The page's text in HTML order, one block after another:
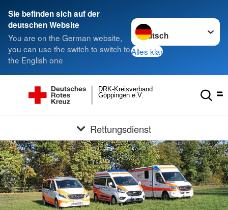
Sie befinden sich auf der
deutschen Website
You are on the German website,
you can use the switch to switch to
the English one
Sprache wechseln zu
Alles klar
Göppingen e.V.
DRK-Kreisverband
Rettungsdienst